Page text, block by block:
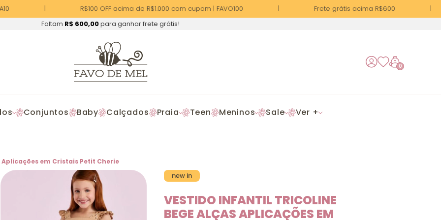
R$100 OFF acima de R$1.000 com cupom | FAVO100
Frete grátis acima R$600
Faltam R$ 600,00para ganhar frete grátis!
0
Conjuntos Baby Calçados Praia Teen Meninos Sale Ver +
em Cristais Petit Cherie
new in
VESTIDO INFANTIL TRICOLINE
BEGE ALÇAS APLICAÇÕES EM